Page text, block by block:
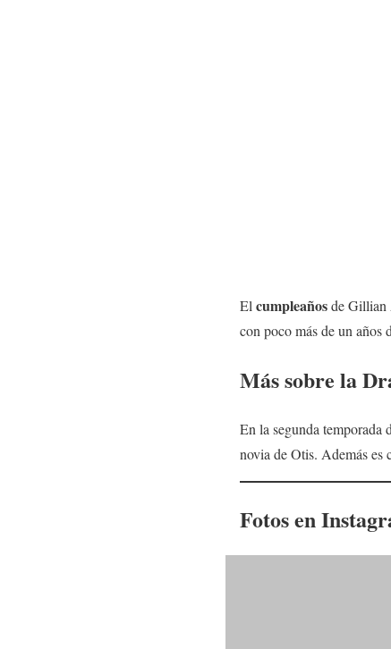
El cumpleañosde Gillian
con poco más de un años
Más sobre la
En la segunda temporada
novia de Otis. Además es
Fotos en